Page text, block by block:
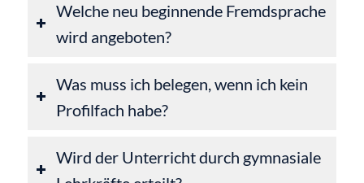
Welche neu beginnende Fremdsprache
wird angeboten?
Was muss ich belegen, wenn ich kein
Profilfach habe?
Wird der Unterricht durch gymnasiale